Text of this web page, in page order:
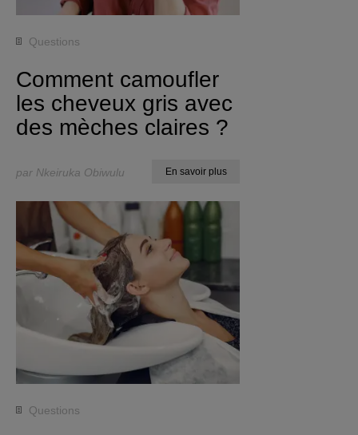
Questions
Comment camoufler
les cheveux gris avec
des mèches claires ?
par Nkeiruka Obiwulu En savoir plus
Questions